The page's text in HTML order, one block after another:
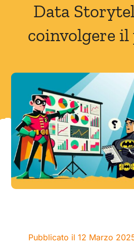
Data
coinvolgere
Pubblicato il 12 Marzo